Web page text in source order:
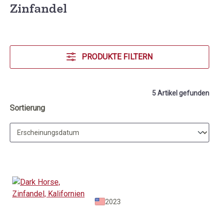
Zinfandel
PRODUKTE FILTERN
5 Artikel gefunden
Sortierung
2023